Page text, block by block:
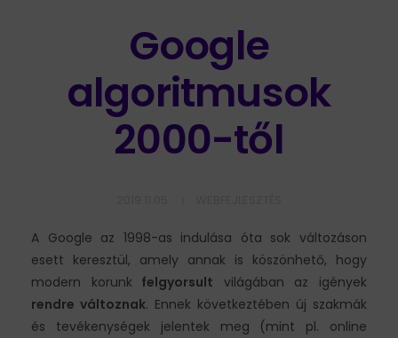
Google
algoritmusok
2000-től
A Google az 1998-as indulása óta sok változáson
esett keresztül, amely annak is köszönhető, hogy
modern korunk felgyorsult világában az igények
rendre változnak. Ennek következtében új szakmák
és tevékenységek jelentek meg (mint pl. online